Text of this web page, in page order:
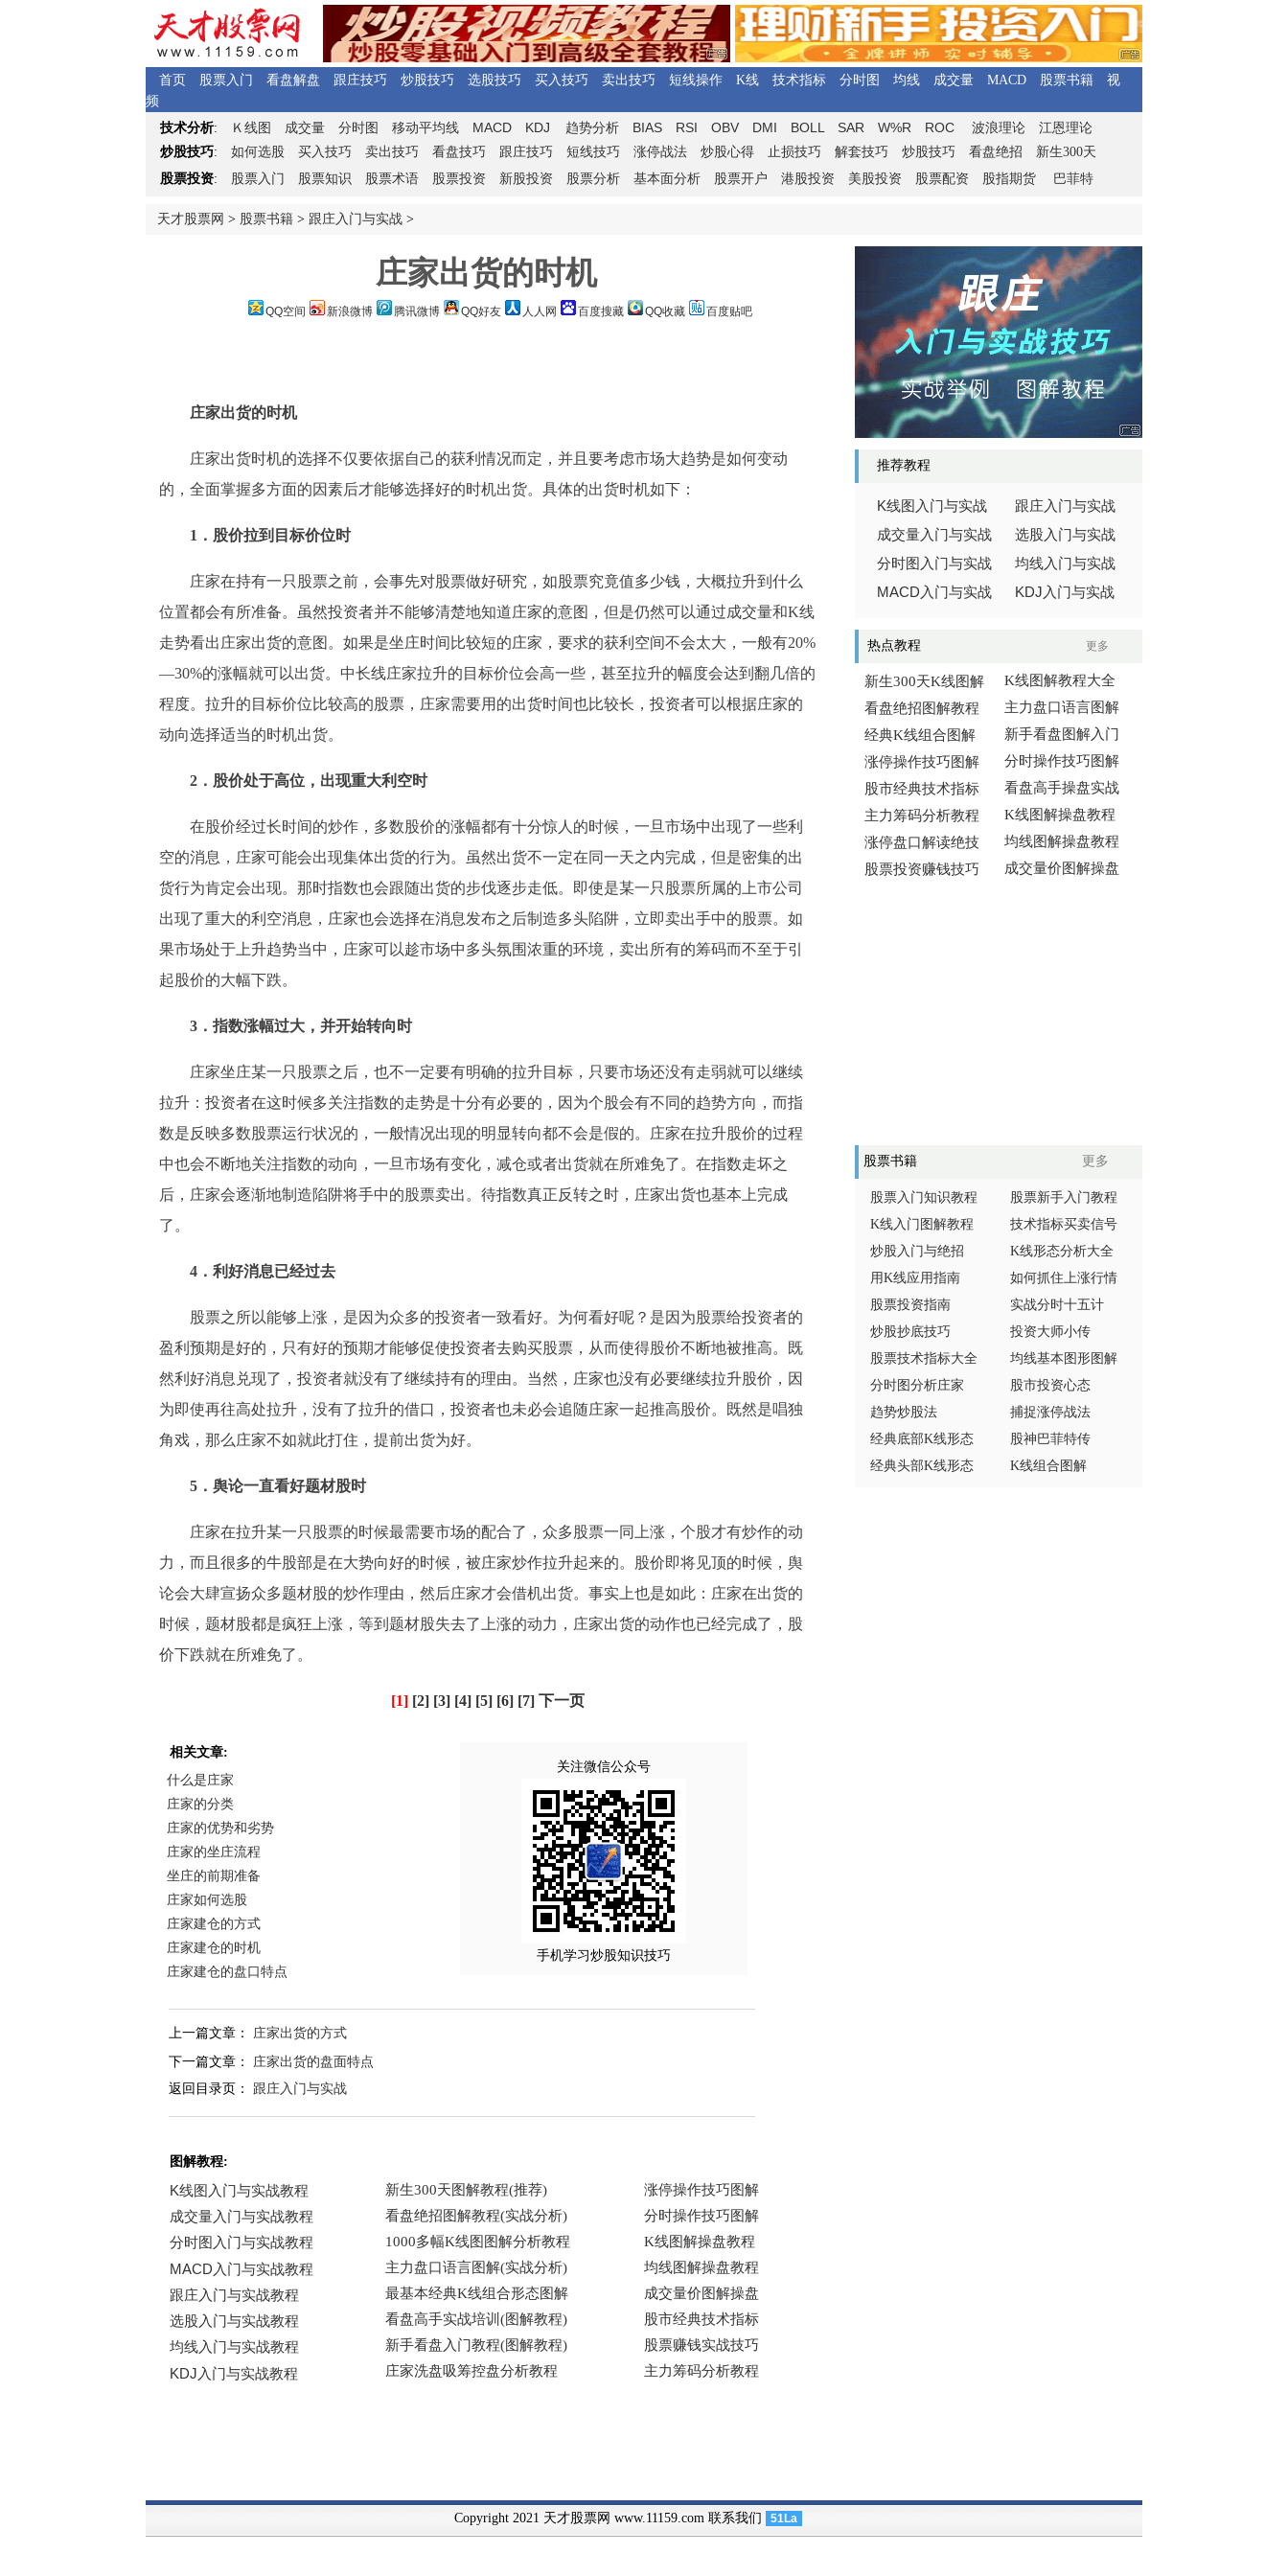
首页 股票入门 看盘解盘 跟庄技巧 炒股技巧 选股技巧 买入技巧 卖出技巧 短线操作 K线 技术指标 分时图 均线 成交量 MACD 股票书籍
视
频
技术分析: Ｋ 线图 成交量 分时图 移动平均线 MACD KDJ 趋势分析 BIAS RSI OBV DMI BOLL SAR W%R ROC 波浪理论
江恩理论
炒股技巧: 如何选股 买入技巧 卖出技巧 看盘技巧 跟庄技巧 短线技巧 涨停战法 炒股心得 止损技巧 解套技巧 炒股技巧 看盘绝招
新生300天
股票投资: 股票入门 股票知识 股票术语 股票投资 新股投资 股票分析 基本面分析 股票开户 港股投资 美股投资 股票配资 股指期货 巴菲特
天才股票网 > 股票书籍 > 跟庄入门与实战 >
庄家出货的时机
QQ空间 新浪微博 腾讯微博 QQ好友 人人网 百度搜藏 QQ收藏 百度贴吧
庄家出货的时机
庄家出货时机的选择不仅要依据自己的获利情况而定，并且要考虑市场大趋势是如何变动
的，全面掌握多方面的因素后才能够选择好的时机出货。具体的出货时机如下：
1．股价拉到目标价位时
庄家在持有一只股票之前，会事先对股票做好研究，如股票究竟值多少钱，大概拉升到什么
位置都会有所准备。虽然投资者并不能够清楚地知道庄家的意图，但是仍然可以通过成交量和K线
走势看出庄家出货的意图。如果是坐庄时间比较短的庄家，要求的获利空间不会太大，一般有20%
—30%的涨幅就可以出货。中长线庄家拉升的目标价位会高一些，甚至拉升的幅度会达到翻几倍的
程度。拉升的目标价位比较高的股票，庄家需要用的出货时间也比较长，投资者可以根据庄家的
动向选择适当的时机出货。
2．股价处于高位，出现重大利空时
在股价经过长时间的炒作，多数股价的涨幅都有十分惊人的时候，一旦市场中出现了一些利
空的消息，庄家可能会出现集体出货的行为。虽然出货不一定在同一天之内完成，但是密集的出
货行为肯定会出现。那时指数也会跟随出货的步伐逐步走低。即使是某一只股票所属的上市公司
出现了重大的利空消息，庄家也会选择在消息发布之后制造多头陷阱，立即卖出手中的股票。如
果市场处于上升趋势当中，庄家可以趁市场中多头氛围浓重的环境，卖出所有的筹码而不至于引
起股价的大幅下跌。
3．指数涨幅过大，并开始转向时
庄家坐庄某一只股票之后，也不一定要有明确的拉升目标，只要市场还没有走弱就可以继续
拉升：投资者在这时候多关注指数的走势是十分有必要的，因为个股会有不同的趋势方向，而指
数是反映多数股票运行状况的，一般情况出现的明显转向都不会是假的。庄家在拉升股价的过程
中也会不断地关注指数的动向，一旦市场有变化，减仓或者出货就在所难免了。在指数走坏之
后，庄家会逐渐地制造陷阱将手中的股票卖出。待指数真正反转之时，庄家出货也基本上完成
了。
4．利好消息已经过去
股票之所以能够上涨，是因为众多的投资者一致看好。为何看好呢？是因为股票给投资者的
盈利预期是好的，只有好的预期才能够促使投资者去购买股票，从而使得股价不断地被推高。既
然利好消息兑现了，投资者就没有了继续持有的理由。当然，庄家也没有必要继续拉升股价，因
为即使再往高处拉升，没有了拉升的借口，投资者也未必会追随庄家一起推高股价。既然是唱独
角戏，那么庄家不如就此打住，提前出货为好。
5．舆论一直看好题材股时
庄家在拉升某一只股票的时候最需要市场的配合了，众多股票一同上涨，个股才有炒作的动
力，而且很多的牛股部是在大势向好的时候，被庄家炒作拉升起来的。股价即将见顶的时候，舆
论会大肆宣扬众多题材股的炒作理由，然后庄家才会借机出货。事实上也是如此：庄家在出货的
时候，题材股都是疯狂上涨，等到题材股失去了上涨的动力，庄家出货的动作也已经完成了，股
价下跌就在所难免了。
[1] [2] [3] [4] [5] [6] [7] 下一页
相关文章:
什么是庄家
庄家的分类
庄家的优势和劣势
庄家的坐庄流程
坐庄的前期准备
庄家如何选股
庄家建仓的方式
庄家建仓的时机
庄家建仓的盘口特点
关注微信公众号
手机学习炒股知识技巧
上一篇文章： 庄家出货的方式
下一篇文章： 庄家出货的盘面特点
返回目录页： 跟庄入门与实战
图解教程:
推荐教程
K线图入门与实战
成交量入门与实战
分时图入门与实战
MACD 入门与实战
跟庄入门与实战
选股入门与实战
均线入门与实战
KDJ 入门与实战
热点教程 更多
新生300天K线图解
看盘绝招图解教程
经典K线组合图解
涨停操作技巧图解
股市经典技术指标
主力筹码分析教程
涨停盘口解读绝技
股票投资赚钱技巧
K线图解教程大全
主力盘口语言图解
新手看盘图解入门
分时操作技巧图解
看盘高手操盘实战
K线图解操盘教程
均线图解操盘教程
成交量价图解操盘
股票书籍 更多
股票入门知识教程
K线入门图解教程
炒股入门与绝招
用K线应用指南
股票投资指南
炒股抄底技巧
股票技术指标大全
分时图分析庄家
趋势炒股法
经典底部K线形态
经典头部K线形态
股票新手入门教程
技术指标买卖信号
K线形态分析大全
如何抓住上涨行情
实战分时十五计
投资大师小传
均线基本图形图解
股市投资心态
捕捉涨停战法
股神巴菲特传
K线组合图解
Copyright 2021 天才股票网 www.11159.com 联系我们 51La